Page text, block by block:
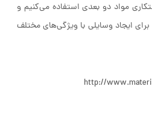
مواد دو بعدی استفاده می‌کنیم و
برای ایجاد وسایلی با ویژگی‌های مختلف